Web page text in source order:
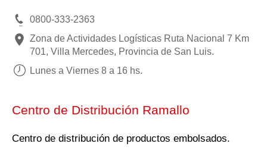
0800-333-2363
Zona de Actividades Logísticas Ruta Nacional 7 Km
701, Villa Mercedes, Provincia de San Luis.
Lunes a Viernes 8 a 16 hs.
Centro de Distribución Ramallo
Centro de distribución de productos embolsados.